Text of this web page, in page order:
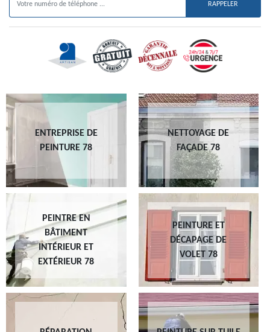
ENTREPRISE DE
PEINTURE 78
NETTOYAGE DE
FAÇADE 78
PEINTRE EN
BÂTIMENT
INTÉRIEUR ET
EXTÉRIEUR 78
PEINTURE ET
DÉCAPAGE DE
VOLET 78